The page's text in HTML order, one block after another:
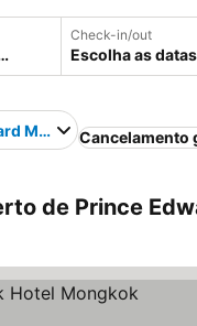
Check-in/out
Escolha as datas
Metro StationCancelamento
de Prince